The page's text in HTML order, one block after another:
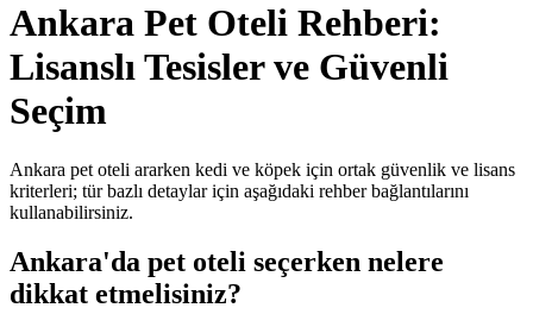
Ankara Pet Oteli Rehberi:
Lisanslı Tesisler ve Güvenli
Seçim
Ankara pet oteli ararken kedi ve köpek için ortak güvenlik ve lisans
kriterleri; tür bazlı detaylar için aşağıdaki rehber bağlantılarını
kullanabilirsiniz.
Ankara'da pet oteli seçerken nelere
dikkat etmelisiniz?